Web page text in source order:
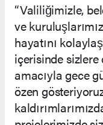
“Valiliğimizle,
ve
hayatını
içerisinde
amacıyla gece
özen